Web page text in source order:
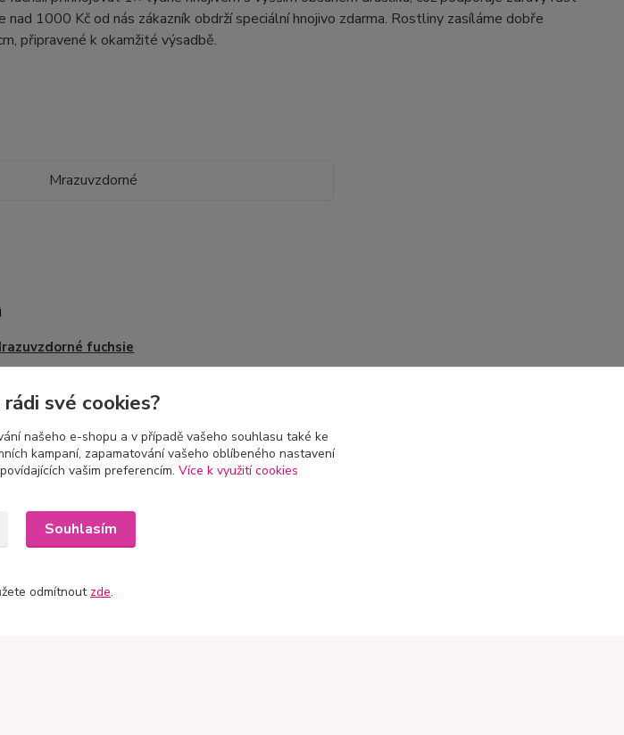
nad 1000 Kč od nás zákazník obdrží speciální hnojivo zdarma. Rostliny zasíláme dobře
připravené k okamžité výsadbě.
Mrazuvzdorné
fuchsie
své cookies?
našeho e-shopu a v případě vašeho souhlasu také ke
kampaní, zapamatování vašeho oblíbeného nastavení
vašim preferencím. Více k využití cookies
Souhlasím
odmítnout zde.